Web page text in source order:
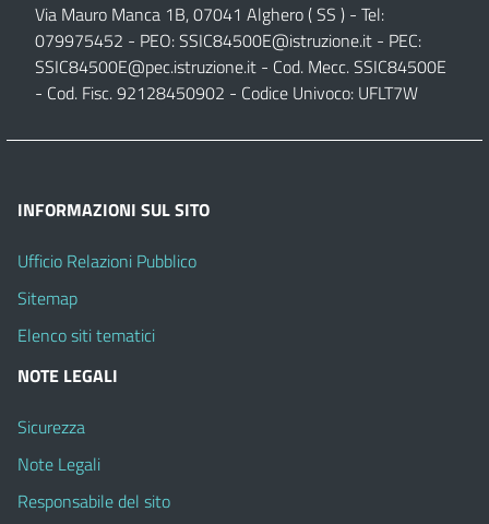
Via Mauro Manca 1B, 07041 Alghero ( SS ) - Tel:
079975452 - PEO:SSIC84500E@istruzione.it - PEC:
SSIC84500E@pec.istruzione.it - Cod. Mecc. SSIC84500E
- Cod. Fisc. 92128450902 - Codice Univoco: UFLT7W
INFORMAZIONI SUL SITO
Ufficio Relazioni Pubblico
Sitemap
Elenco siti tematici
NOTE LEGALI
Sicurezza
Note Legali
Responsabile del sito